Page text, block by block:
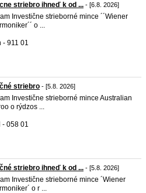
striebro ihneď k od ... - [6.8. 2026]
Investične strieborné mince ´´Wiener
o ...
- 911 01
striebro - [5.8. 2026]
Investične strieborné mince Australian
o rýdzos ...
- 058 01
striebro ihneď k od ... - [5.8. 2026]
Investične strieborné mince ´Wiener
o r ...